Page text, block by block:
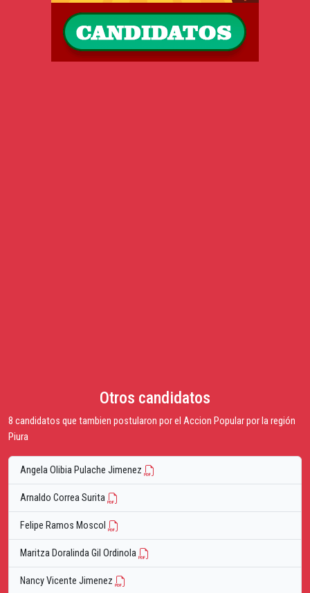
Otros candidatos
8 candidatos que tambien postularon por el Accion Popular por la región
Piura
Angela Olibia Pulache Jimenez
Arnaldo Correa Surita
Felipe Ramos Moscol
Maritza Doralinda Gil Ordinola
Nancy Vicente Jimenez